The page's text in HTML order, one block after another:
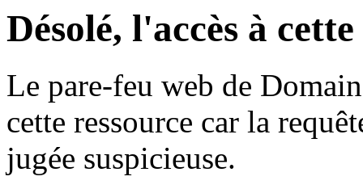
Désolé, l'accès à
Le pare-feu web de
cette ressource car la
jugée suspicieuse.